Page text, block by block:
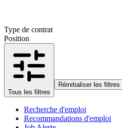
Type de contrat
Position
Tous les filtres
Réinitialiser les filtres
Recherche d'emploi
Recommandations d'emploi